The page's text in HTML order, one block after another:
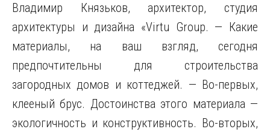
Владимир Князьков, архитектор, студия
архитектуры и дизайна «Virtu Group. — Какие
материалы, на ваш взгляд, сегодня
предпочтительны для строительства
загородных домов и коттеджей. — Во-первых,
клееный брус. Достоинства этого материала —
экологичность и конструктивность. Во-вторых,